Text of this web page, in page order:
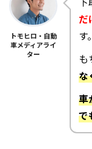
トモヒロ・自動
車メディアライ
ター
だ
す。
も
な
車
で